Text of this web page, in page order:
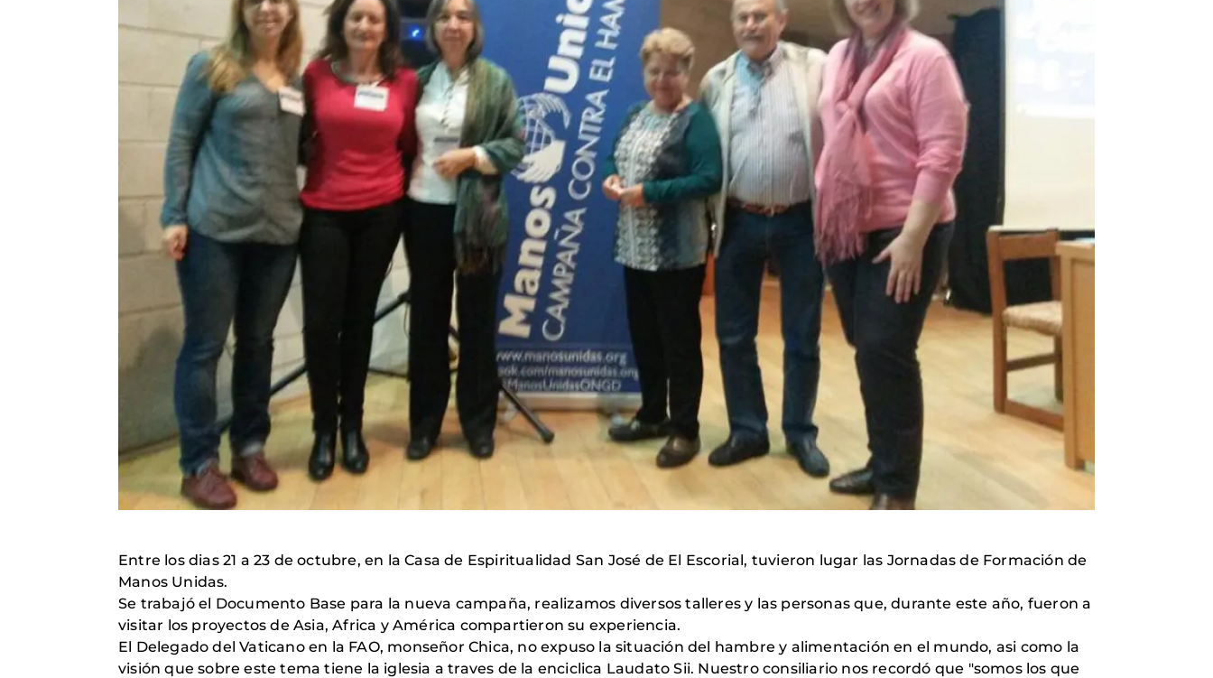
Entre los dias 21 a 23 de octubre, en la Casa de Espiritualidad San José de El Escorial, tuvieron lugar las Jornadas de Formación de
Manos Unidas.
Se trabajó el Documento Base para la nueva campaña, realizamos diversos talleres y las personas que, durante este año, fueron a
visitar los proyectos de Asia, Africa y América compartieron su experiencia.
El Delegado del Vaticano en la FAO, monseñor Chica, no expuso la situación del hambre y alimentación en el mundo, asi como la
visión que sobre este tema tiene la iglesia a traves de la enciclica Laudato Sii. Nuestro consiliario nos recordó que "somos los que